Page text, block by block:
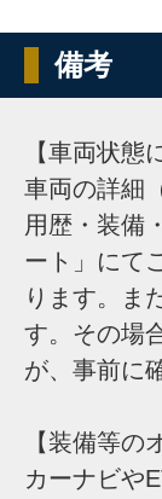
備考
【車両状態
車両の詳細
用歴・装備
ート」にて
ります。ま
す。その場
が、事前に
【装備等の
カーナビや